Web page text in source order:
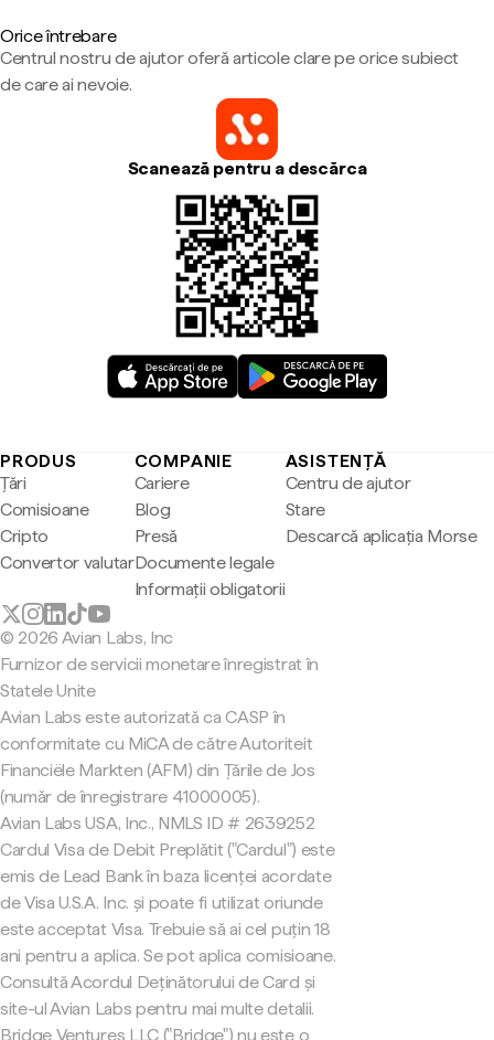
Orice întrebare
Centrul nostru de ajutor oferă articole clare pe orice subiect
de care ai nevoie.
Scanează pentru a descărca
PRODUS
Țări
Comisioane
Cripto
Convertor valutar
COMPANIE
Cariere
Blog
Presă
Documente legale
Informații obligatorii
ASISTENȚĂ
Centru de ajutor
Stare
Descarcă aplicația Morse
© 2026 Avian Labs, Inc
Furnizor de servicii monetare înregistrat în
Statele Unite
Avian Labs este autorizată ca CASP în
conformitate cu MiCA de către Autoriteit
Financiële Markten (AFM) din Țările de Jos
(număr de înregistrare 41000005).
Avian Labs USA, Inc., NMLS ID # 2639252
Cardul Visa de Debit Preplătit ("Cardul") este
emis de Lead Bank în baza licenței acordate
de Visa U.S.A. Inc. și poate fi utilizat oriunde
este acceptat Visa. Trebuie să ai cel puțin 18
ani pentru a aplica. Se pot aplica comisioane.
Consultă Acordul Deținătorului de Card și
site-ul Avian Labs pentru mai multe detalii.
Bridge Ventures LLC ("Bridge") nu este o